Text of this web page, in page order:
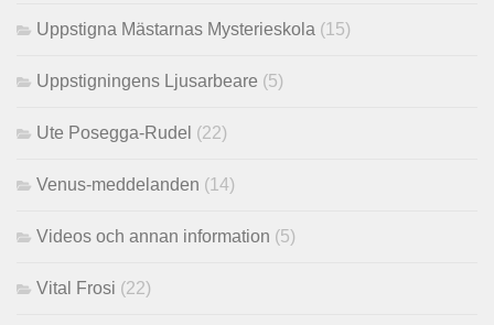
Uppstigna Mästarnas Mysterieskola (15)
Uppstigningens Ljusarbeare (5)
Ute Posegga-Rudel (22)
Venus-meddelanden (14)
Videos och annan information (5)
Vital Frosi (22)